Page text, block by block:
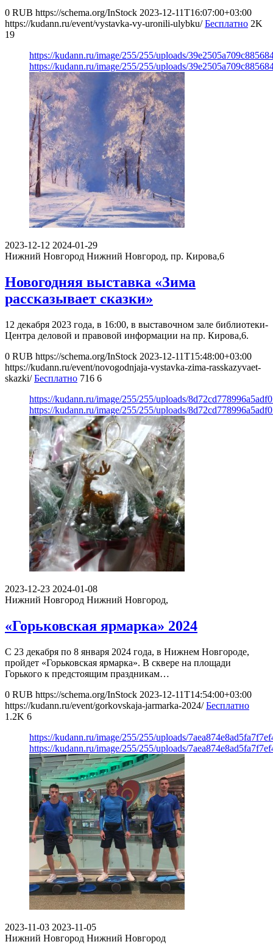
0 RUB https://schema.org/InStock 2023-12-11T16:07:00+03:00
https://kudann.ru/event/vystavka-vy-uronili-ulybku/ Бесплатно 2K
19
https://kudann.ru/image/255/255/uploads/
https://kudann.ru/image/255/255/uploads/
2023-12-12 2024-01-29
Нижний Новгород Нижний Новгород, пр. Кирова,6
Новогодняя выставка «Зима
рассказывает сказки»
12 декабря 2023 года, в 16:00, в выставочном зале библиотеки-
Центра деловой и правовой информации на пр. Кирова,6.
0 RUB https://schema.org/InStock 2023-12-11T15:48:00+03:00
https://kudann.ru/event/novogodnjaja-vystavka-zima-rasskazyvaet-
skazki/ Бесплатно 716 6
https://kudann.ru/image/255/255/uploads/
https://kudann.ru/image/255/255/uploads/
2023-12-23 2024-01-08
Нижний Новгород Нижний Новгород,
«Горьковская ярмарка» 2024
С 23 декабря по 8 января 2024 года, в Нижнем Новгороде,
пройдет «Горьковская ярмарка». В сквере на площади
Горького к предстоящим праздникам…
0 RUB https://schema.org/InStock 2023-12-11T14:54:00+03:00
https://kudann.ru/event/gorkovskaja-jarmarka-2024/ Бесплатно
1.2K 6
https://kudann.ru/image/255/255/uploads/
https://kudann.ru/image/255/255/uploads/
2023-11-03 2023-11-05
Нижний Новгород Нижний Новгород